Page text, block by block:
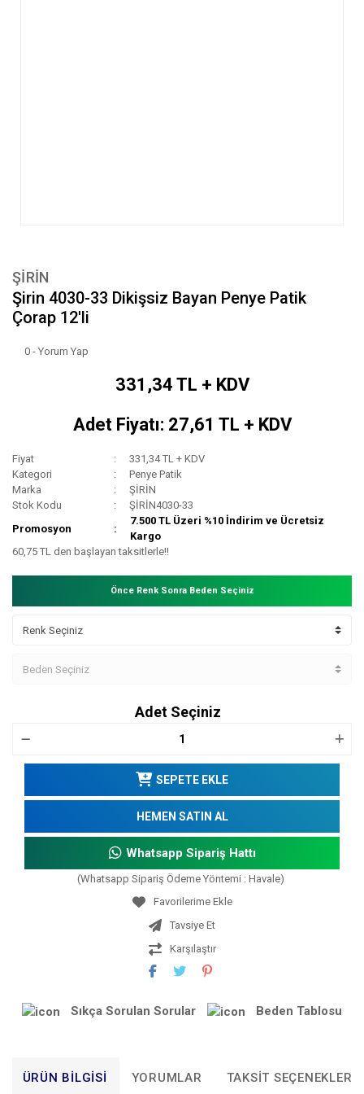
ŞİRİN
Şirin 4030-33 Dikişsiz Bayan Penye Patik
Çorap 12'li
0 - Yorum Yap
331,34 TL + KDV
Adet Fiyatı: 27,61 TL + KDV
Fiyat
331,34 TL + KDV
Kategori
Penye Patik
Marka
ŞİRİN
Stok Kodu
ŞİRİN4030-33
Promosyon
7.500 TL Üzeri %10 İndirim ve Ücretsiz
Kargo
60,75 TL den başlayan taksitlerle!!
Önce Renk Sonra Beden Seçiniz
Adet Seçiniz
SEPETE EKLE
HEMEN SATIN AL
Whatsapp Sipariş Hattı
(Whatsapp Sipariş Ödeme Yöntemi : Havale)
Tavsiye Et
Karşılaştır
Sıkça Sorulan Sorular Beden Tablosu
ÜRÜN BILGISI YORUMLAR TAKSIT SEÇENEKLERI